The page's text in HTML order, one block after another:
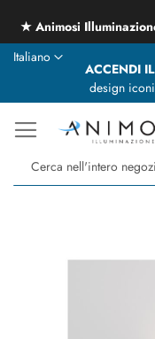
★ Animosi
ACCENDI
design
Lingua
Italiano